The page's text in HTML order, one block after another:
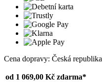
Cena dopravy: Česká republika
od 1 069,00 Kč zdarma*